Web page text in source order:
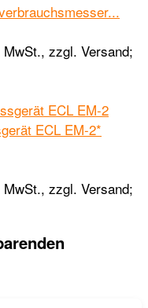
zzgl. Versand;
ECL EM-2*
zzgl. Versand;